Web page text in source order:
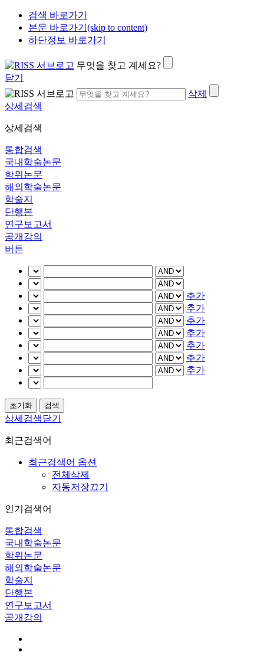
검색 바로가기
본문 바로가기(skip to content)
하단정보 바로가기
무엇을 찾고 계세요?
닫기
삭제
상세검색
상세검색
통합검색
국내학술논문
학위논문
해외학술논문
학술지
단행본
연구보고서
공개강의
버튼
추가
추가
추가
추가
추가
추가
추가
상세검색닫기
최근검색어
최근검색어 옵션
전체삭제
자동저장끄기
인기검색어
통합검색
국내학술논문
학위논문
해외학술논문
학술지
단행본
연구보고서
공개강의